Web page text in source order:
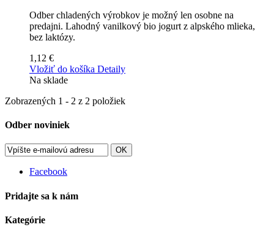
Odber chladených výrobkov je možný len osobne na
predajni. Lahodný vanilkový bio jogurt z alpského mlieka,
bez laktózy.
1,12 €
Vložiť do košíka Detaily
Na sklade
Zobrazených 1 - 2 z 2 položiek
Odber noviniek
OK
Facebook
Pridajte sa k nám
Kategórie